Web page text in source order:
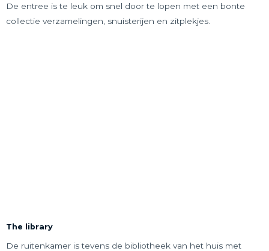
De entree is te leuk om snel door te lopen met een bonte
collectie verzamelingen, snuisterijen en zitplekjes.
The library
De ruitenkamer is tevens de bibliotheek van het huis met